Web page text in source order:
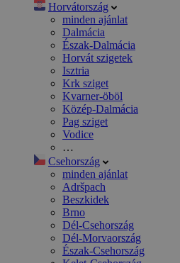
Horvátország
minden ajánlat
Dalmácia
Észak-Dalmácia
Horvát szigetek
Isztria
Krk sziget
Kvarner-öböl
Közép-Dalmácia
Pag sziget
Vodice
…
Csehország
minden ajánlat
Adršpach
Beszkidek
Brno
Dél-Csehország
Dél-Morvaország
Észak-Csehország